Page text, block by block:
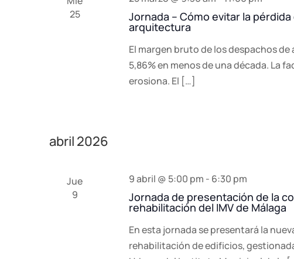
clave.25
Jornada – Cómo evitar la
arquitectura
El margen bruto de los despachos
5,86% en menos de una década. La
erosiona. El […]
abril 2026
Jue
9
Jornada de presentación de la
rehabilitación del IMV de Málaga
9 abril @ 5:00 pm - 6:30 pm
En esta jornada se presentará la
rehabilitación de edificios,